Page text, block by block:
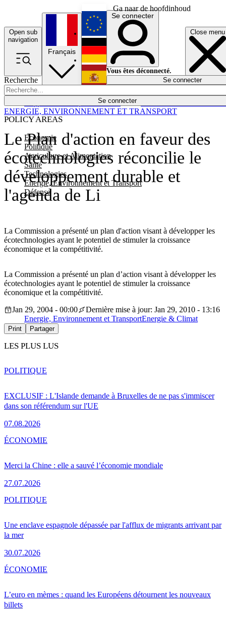
Ga naar de hoofdinhoud
Open sub
navigation
Close menu
Recherche
Se connecter
POLICY AREAS
Economie
Politique
Agriculture et Alimentation
Santé
Technologies
Energie, Environnement et Transport
Défense
Économie
Français
English
Deutsch
Español
Se connecter
Vous êtes déconnecté.
Se connecter
Le Plan d'action en faveur des
écotechnologies réconcilie le
développement durable et
l'agenda de Li
La Commission a présenté un plan d'action visant à développer les
écotechnologies ayant le potentiel de stimuler la croissance
économique et la compétitivité.
ENERGIE, ENVIRONNEMENT ET TRANSPORT
La Commission a présenté un plan d’action visant à développer les
écotechnologies ayant le potentiel de stimuler la croissance
économique et la compétitivité.
Jan 29, 2004 - 00:00
Dernière mise à jour: Jan 29, 2010 - 13:16
Energie, Environnement et TransportEnergie & Climat
Print Partager
LES PLUS LUS
EXCLUSIF : L'Islande demande à Bruxelles de ne pas s'immiscer
dans son référendum sur l'UE
07.08.2026
POLITIQUE
Merci la Chine : elle a sauvé l’économie mondiale
27.07.2026
ÉCONOMIE
Une enclave espagnole dépassée par l'afflux de migrants arrivant par
la mer
30.07.2026
POLITIQUE
L’euro en mèmes : quand les Européens détournent les nouveaux
billets
ÉCONOMIE